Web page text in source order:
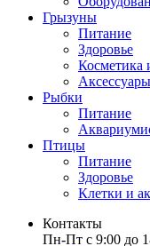
Грызуны
Питание
Здоровье
Косметика
Аксессуары
Рыбки
Питание
Птицы
Питание
Здоровье
Клетки и
Контакты
Пн-Пт с 9:00 до